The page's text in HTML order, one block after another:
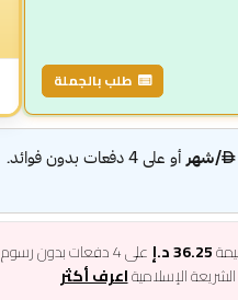
طلب بالجملة
36.25 د.إ على4دفعات بدون رسوم
الإسلاميةاعرف أكثر